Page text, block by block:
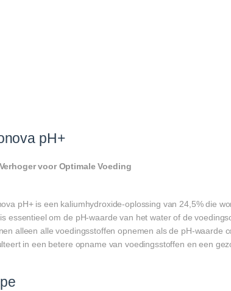
pH+
voor Optimale Voeding
pH+ is een kaliumhydroxide-oplossing van 24,5% die
essentieel om de pH-waarde van het water of de
alleen alle voedingsstoffen opnemen als de pH-waarde
in een betere opname van voedingsstoffen en een